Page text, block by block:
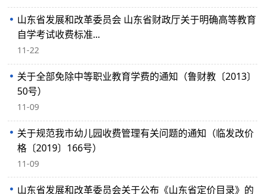
山东省发展和改革委员会 山东省财政厅关于明确高等教育
自学考试收费标准...
11-22
关于全部免除中等职业教育学费的通知（鲁财教〔2013〕
50号）
11-09
关于规范我市幼儿园收费管理有关问题的通知（临发改价
格〔2019〕166号）
11-09
山东省发展和改革委员会关于公布《山东省定价目录》的